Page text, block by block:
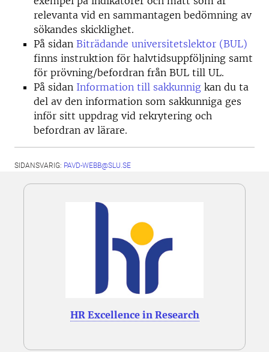
relevanta vid en sammantagen bedömning av
sökandes skicklighet.
På sidan Biträdande universitetslektor (BUL)
finns instruktion för halvtidsuppföljning samt
för prövning/befordran från BUL till UL.
På sidan Information till sakkunnig kan du ta
del av den information som sakkunniga ges
inför sitt uppdrag vid rekrytering och
befordran av lärare.
SIDANSVARIG: PAVD-WEBB@SLU.SE
HR Excellence in Research